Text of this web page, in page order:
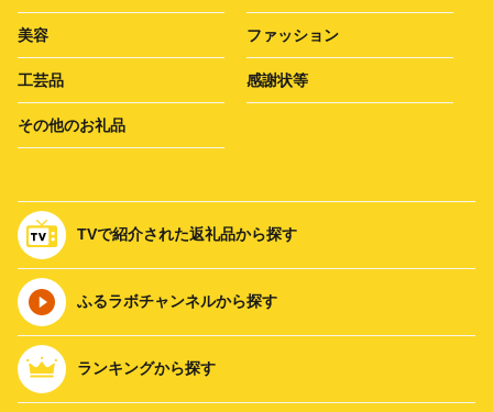
美容 ファッション
工芸品 感謝状等
その他のお礼品
TVで紹介された返礼品から探す
ふるラボチャンネルから探す
ランキングから探す